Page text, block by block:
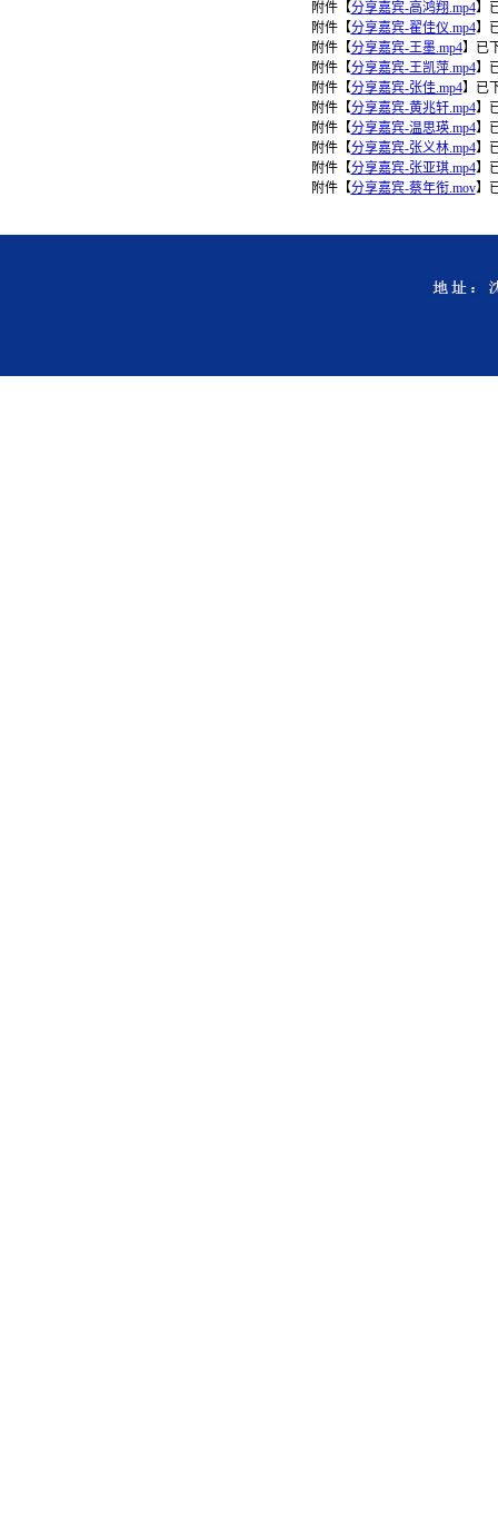
附件【分享嘉宾-高鸿翔.mp4】
附件【分享嘉宾-翟佳仪.mp4】
附件【分享嘉宾-王墨.mp4】
已
附件【分享嘉宾-王凯萍.mp4】
附件【分享嘉宾-张佳.mp4】
已
附件【分享嘉宾-黄兆轩.mp4】
附件【分享嘉宾-温思瑛.mp4】
附件【分享嘉宾-张义林.mp4】
附件【分享嘉宾-张亚琪.mp4】
附件【分享嘉宾-蔡年衔.mov】